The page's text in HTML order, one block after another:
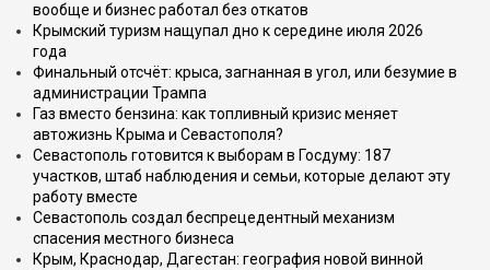
вообще и бизнес работал без откатов
Крымский туризм нащупал дно к середине июля 2026
года
Финальный отсчёт: крыса, загнанная в угол, или безумие в
администрации Трампа
Газ вместо бензина: как топливный кризис меняет
автожизнь Крыма и Севастополя?
Севастополь готовится к выборам в Госдуму: 187
участков, штаб наблюдения и семьи, которые делают эту
работу вместе
Севастополь создал беспрецедентный механизм
спасения местного бизнеса
Крым, Краснодар, Дагестан: география новой винной